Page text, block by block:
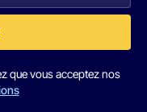
que vous acceptez nos